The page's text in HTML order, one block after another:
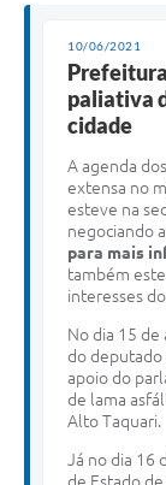
10/06/2021
paliativa
cidade
A agenda
extensa no
esteve na
negociando
para mais
também
interesses
No dia 15
do deputado
apoio do
de lama
Alto Taquari.
Já no dia 16
de Estado de